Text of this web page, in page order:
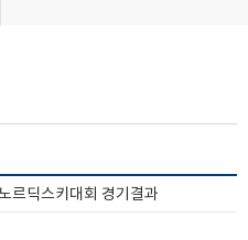
르딕스키대회 경기결과